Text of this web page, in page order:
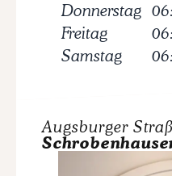
Donnerstag
Freitag
Samstag
Augsburger